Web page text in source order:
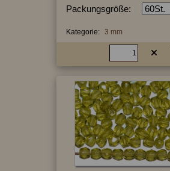
Packungsgröße:
Kategorie: 3 mm